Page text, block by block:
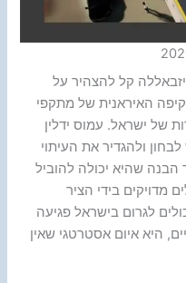
קל להצהיר על
האיראנית של מתקפי
של ישראל. עמוס ידלין
ולהגדיר את העיתוי
הבנה שהיא יכולה להוביל
מדויקים בידי הציר
לגרום בישראל פגיעה
היא איום אסטרטגי שאין